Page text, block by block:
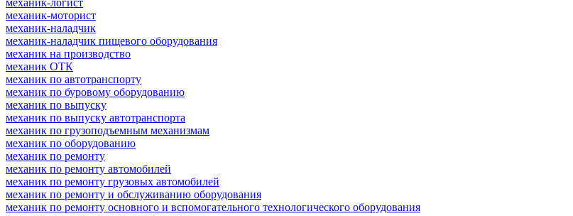
механик-моторист
механик-наладчик
механик-наладчик пищевого оборудования
механик на производство
механик ОТК
механик по автотранспорту
механик по буровому оборудованию
механик по выпуску
механик по выпуску автотранспорта
механик по грузоподъемным механизмам
механик по оборудованию
механик по ремонту
механик по ремонту автомобилей
механик по ремонту грузовых автомобилей
механик по ремонту и обслуживанию оборудования
механик по ремонту основного и вспомогательного технологического оборудования